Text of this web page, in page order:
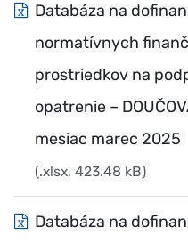
Databáza na
normatívnych
prostriedkov na
opatrenie –
mesiac marec 2025
(.xlsx, 423.48 kB)
Databáza na